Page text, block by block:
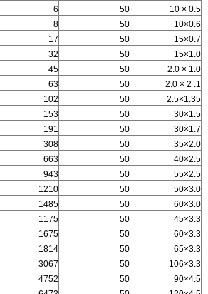
0.5 × 10
50
6
0.6×10
50
8
0.7×15
50
17
1.0×15
50
32
1.0 × 2.0
50
45
1. 2 × 2.0
50
63
1.35×2.5
50
102
1.5×30
50
153
1.7×30
50
191
2.0×35
50
308
2.5×40
50
663
2.5×55
50
943
3.0×50
50
1210
3.0×60
50
1485
3.3×45
50
1175
3.3×60
50
1675
3.3×65
50
1814
3.3×106
50
3067
4.5×90
50
4752